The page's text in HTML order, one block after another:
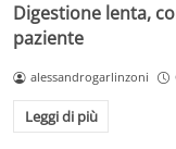
Digestione lenta,
paziente
alessandrogarlinzoni
Leggi di più